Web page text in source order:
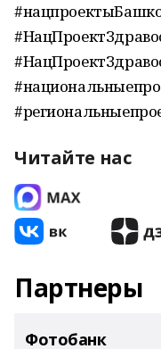
Читайте нас
Партнеры
Фотобанк